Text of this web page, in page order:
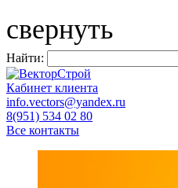
свернуть
Найти:
Кабинет клиента
info.vectors@yandex.ru
8(951) 534 02 80
Все контакты